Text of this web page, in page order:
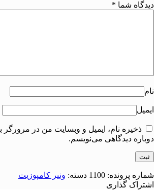
دیدگاه شما *
نام
ایمیل
ذخیره نام، ایمیل و وبسایت من در مرورگر
دوباره دیدگاهی می‌نویسم.
شماره پرونده: 1100 دسته: ونیر کامپوزیت
اشتراک گذاری